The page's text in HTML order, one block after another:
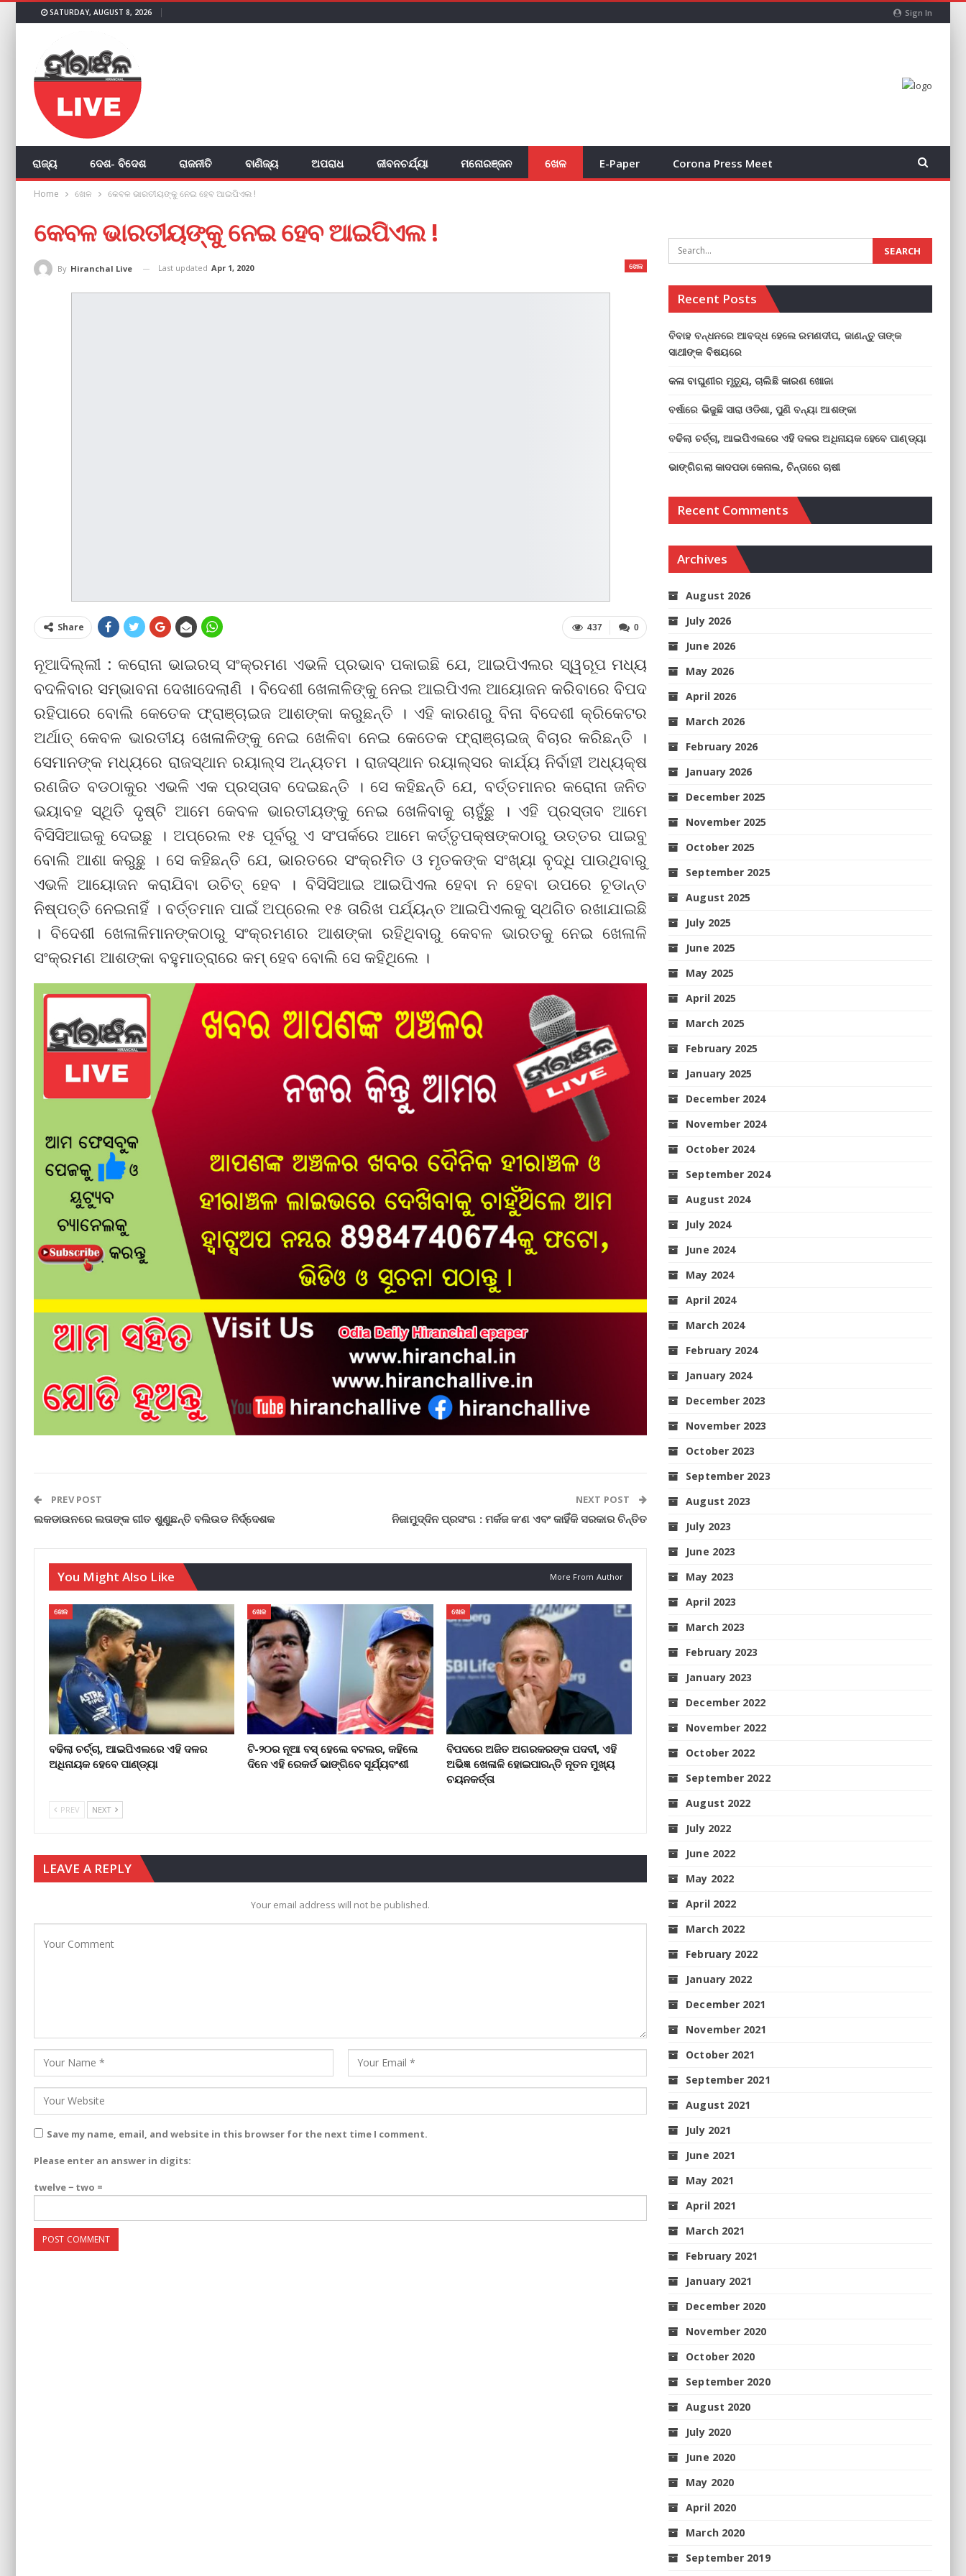
Sign In
SATURDAY, AUGUST 8, 2026
ରାଜ୍ୟ ଦେଶ- ବିଦେଶ ରାଜନୀତି ବାଣିଜ୍ୟ ଅପରାଧ ଜୀବନଚର୍ଯ୍ୟା ମନୋରଞ୍ଜନ ଖେଳ E-Paper Corona Press Meet
Home ଖେଳ କେବଳ ଭାରତୀୟଙ୍କୁ ନେଇ ହେବ ଆଇପିଏଲ !
କେବଳ ଭାରତୀୟଙ୍କୁ ନେଇ ହେବ ଆଇପିଏଲ !
ଖେଳ
By Hiranchal Live Last updated Apr 1, 2020
0
437
Share
ନୂଆଦିଲ୍ଲୀ : କରୋନା ଭାଇରସ୍ ସଂକ୍ରମଣ ଏଭଳି ପ୍ରଭାବ ପକାଇଛି ଯେ, ଆଇପିଏଲର ସ୍ୱରୂପ ମଧ୍ୟ
ବଦଳିବାର ସମ୍ଭାବନା ଦେଖାଦେଲାଣି । ବିଦେଶୀ ଖେଳାଳିଙ୍କୁ ନେଇ ଆଇପିଏଲ ଆୟୋଜନ କରିବାରେ ବିପଦ
ରହିପାରେ ବୋଲି କେତେକ ଫ୍ରାଞ୍ଚାଇଜ ଆଶଙ୍କା କରୁଛନ୍ତି । ଏହି କାରଣରୁ ବିନା ବିଦେଶୀ କ୍ରିକେଟର
ଅର୍ଥାତ୍ କେବଳ ଭାରତୀୟ ଖେଳାଳିଙ୍କୁ ନେଇ ଖେଳିବା ନେଇ କେତେକ ଫ୍ରାଞ୍ଚାଇଜ୍ ବିଚାର କରିଛନ୍ତି ।
ସେମାନଙ୍କ ମଧ୍ୟରେ ରାଜସ୍ଥାନ ରୟାଲ୍ସ ଅନ୍ୟତମ । ରାଜସ୍ଥାନ ରୟାଲ୍ସର କାର୍ଯ୍ୟ ନିର୍ବାହୀ ଅଧ୍ୟକ୍ଷ
ରଣଜିତ ବଡଠାକୁର ଏଭଳି ଏକ ପ୍ରସ୍ତାବ ଦେଇଛନ୍ତି । ସେ କହିଛନ୍ତି ଯେ, ବର୍ତ୍ତମାନର କରୋନା ଜନିତ
ଭୟାବହ ସ୍ଥିତି ଦୃଷ୍ଟି ଆମେ କେବଳ ଭାରତୀୟଙ୍କୁ ନେଇ ଖେଳିବାକୁ ଚାହୁଁଛୁ । ଏହି ପ୍ରସ୍ତାବ ଆମେ
ବିସିସିଆଇକୁ ଦେଇଛୁ । ଅପ୍ରେଲ ୧୫ ପୂର୍ବରୁ ଏ ସଂପର୍କରେ ଆମେ କର୍ତ୍ତୃପକ୍ଷଙ୍କଠାରୁ ଉତ୍ତର ପାଇବୁ
ବୋଲି ଆଶା କରୁଛୁ । ସେ କହିଛନ୍ତି ଯେ, ଭାରତରେ ସଂକ୍ରମିତ ଓ ମୃତକଙ୍କ ସଂଖ୍ୟା ବୃଦ୍ଧି ପାଉଥିବାରୁ
ଏଭଳି ଆୟୋଜନ କରାଯିବା ଉଚିତ୍ ହେବ । ବିସିସିଆଇ ଆଇପିଏଲ ହେବା ନ ହେବା ଉପରେ ଚୂଡାନ୍ତ
ନିଷ୍ପତ୍ତି ନେଇନାହିଁ । ବର୍ତ୍ତମାନ ପାଇଁ ଅପ୍ରେଲ ୧୫ ତାରିଖ ପର୍ଯ୍ୟନ୍ତ ଆଇପିଏଲକୁ ସ୍ଥଗିତ ରଖାଯାଇଛି
। ବିଦେଶୀ ଖେଳାଳିମାନଙ୍କଠାରୁ ସଂକ୍ରମଣର ଆଶଙ୍କା ରହିଥିବାରୁ କେବଳ ଭାରତକୁ ନେଇ ଖେଳାଳି
ସଂକ୍ରମଣ ଆଶଙ୍କା ବହୁମାତ୍ରାରେ କମ୍ ହେବ ବୋଲି ସେ କହିଥିଲେ ।
PREV POST
ଲକଡାଉନରେ ଲତାଙ୍କ ଗୀତ ଶୁଣୁଛନ୍ତି ବଲିଉଡ ନିର୍ଦ୍ଦେଶକ
NEXT POST
ନିଜାମୁଦ୍ଦିନ ପ୍ରସଂଗ : ମର୍କଜ କ’ଣ ଏବଂ କାହିଁକି ସରକାର ଚିନ୍ତିତ
You Might Also Like More From Author
ଖେଳ
ବଢିଲା ଚର୍ଚ୍ଚା, ଆଇପିଏଲରେ ଏହି ଦଳର
ଅଧିନାୟକ ହେବେ ପାଣ୍ଡ୍ୟା
ଖେଳ
ଟି-୨୦ର ନୂଆ ବସ୍ ହେଲେ ବଟଲର, କହିଲେ
ଦିନେ ଏହି ରେକର୍ଡ ଭାଙ୍ଗିବେ ସୂର୍ଯ୍ୟବଂଶୀ
ଖେଳ
ବିପଦରେ ଅଜିତ ଅଗରକରଙ୍କ ପଦବୀ, ଏହି
ଅଭିଜ୍ଞ ଖେଳାଳି ହୋଇପାରନ୍ତି ନୂତନ ମୁଖ୍ୟ
ଚୟନକର୍ତ୍ତା
PREV NEXT
LEAVE A REPLY
Your email address will not be published.
Save my name, email, and website in this browser for the next time I comment.
Please enter an answer in digits:
twelve − two =
Recent Posts
ବିବାହ ବନ୍ଧନରେ ଆବଦ୍ଧ ହେଲେ ରମଣଦୀପ, ଜାଣନ୍ତୁ ତାଙ୍କ
ସାଥୀଙ୍କ ବିଷୟରେ
କଳା ବାଘୁଣୀର ମୃତ୍ୟୁ, ଚାଲିଛି କାରଣ ଖୋଜା
ବର୍ଷାରେ ଭିଜୁଛି ସାରା ଓଡିଶା, ପୁଣି ବନ୍ୟା ଆଶଙ୍କା
ବଢିଲା ଚର୍ଚ୍ଚା, ଆଇପିଏଲରେ ଏହି ଦଳର ଅଧିନାୟକ ହେବେ ପାଣ୍ଡ୍ୟା
ଭାଙ୍ଗିଗଲା କାଦପଡା କେନାଲ, ଚିନ୍ତାରେ ଚାଷୀ
Recent Comments
Archives
August 2026
July 2026
June 2026
May 2026
April 2026
March 2026
February 2026
January 2026
December 2025
November 2025
October 2025
September 2025
August 2025
July 2025
June 2025
May 2025
April 2025
March 2025
February 2025
January 2025
December 2024
November 2024
October 2024
September 2024
August 2024
July 2024
June 2024
May 2024
April 2024
March 2024
February 2024
January 2024
December 2023
November 2023
October 2023
September 2023
August 2023
July 2023
June 2023
May 2023
April 2023
March 2023
February 2023
January 2023
December 2022
November 2022
October 2022
September 2022
August 2022
July 2022
June 2022
May 2022
April 2022
March 2022
February 2022
January 2022
December 2021
November 2021
October 2021
September 2021
August 2021
July 2021
June 2021
May 2021
April 2021
March 2021
February 2021
January 2021
December 2020
November 2020
October 2020
September 2020
August 2020
July 2020
June 2020
May 2020
April 2020
March 2020
September 2019